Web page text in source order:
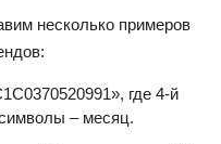
несколько примеров
где 4-й
– месяц.